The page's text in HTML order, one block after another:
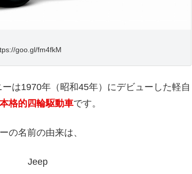
goo.gl/fm4fkM
は1970年（昭和45年）にデビューした軽自
本格的四輪駆動車です。
の名前の由来は、
Jeep